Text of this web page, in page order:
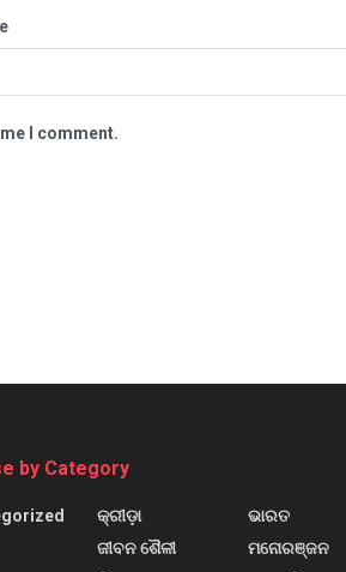
I comment.
by Category
କ୍ରୀଡ଼ା
ଜୀବନ ଶୈଳୀ
ଭାରତ
ମନୋରଞ୍ଜନ